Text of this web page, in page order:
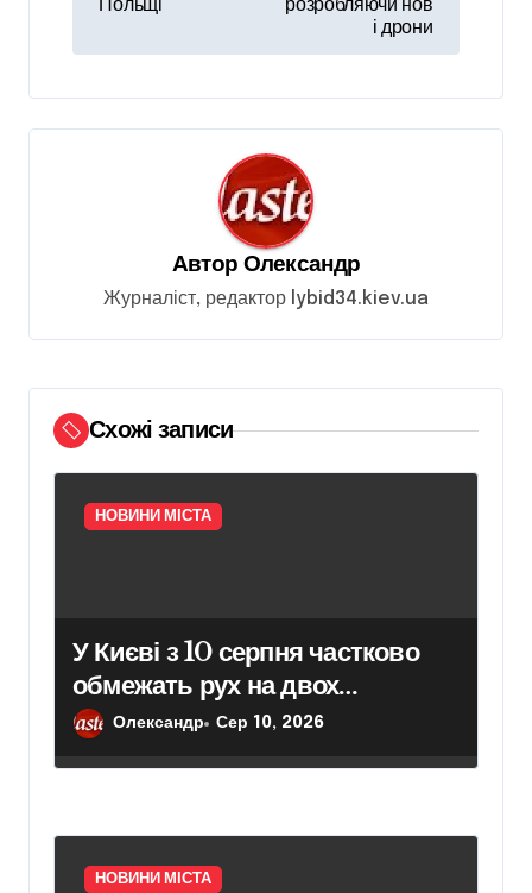
г
а
ц
п
с
і
в
Польщі
розробляючи нов
і дрони
Автор Олександр
Журналіст, редактор lybid34.kiev.ua
Схожі записи
НОВИНИ МІСТА
У Києві з 10 серпня частково
обмежать рух на двох
проспектах
Олександр Сер 10, 2026
НОВИНИ МІСТА